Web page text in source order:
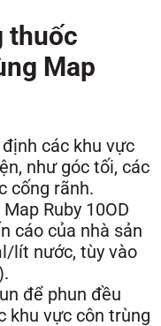
thuốc
Map
các khu vực
như góc tối, các
cống rãnh.
Ruby 10OD
cáo của nhà sản
lít nước, tùy vào
để phun đều
khu vực côn trùng